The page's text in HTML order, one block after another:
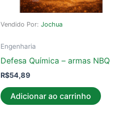
Vendido Por: Jochua
Engenharia
Defesa Química – armas NBQ
R$54,89
Adicionar ao carrinho